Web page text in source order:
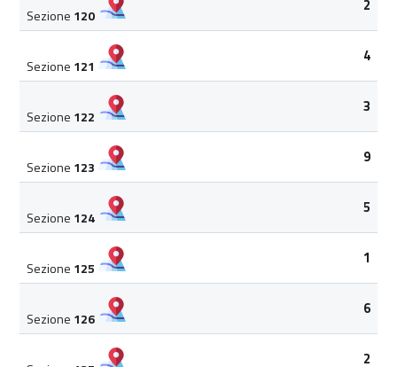
Sezione 120
2
Sezione 121
4
Sezione 122
3
Sezione 123
9
Sezione 124
5
Sezione 125
1
Sezione 126
6
2